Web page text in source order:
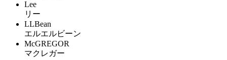
Lee
リー
LLBean
エルエルビーン
McGREGOR
マクレガー